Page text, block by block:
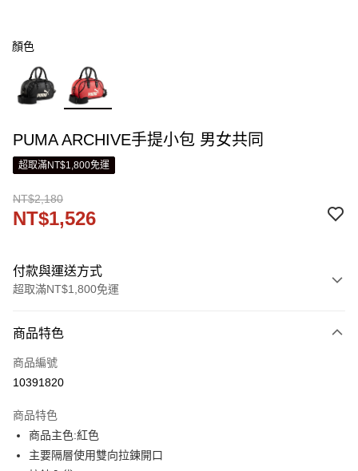
顏色
PUMA ARCHIVE手提小包 男女共同
超取滿NT$1,800免運
NT$2,180
NT$1,526
付款與運送方式
超取滿NT$1,800免運
信用卡一次付款
LINE Pay
街口支付
悠遊付
商品特色
商品編號
10391820
商品特色
商品主色:紅色
主要隔層使用雙向拉鍊開口